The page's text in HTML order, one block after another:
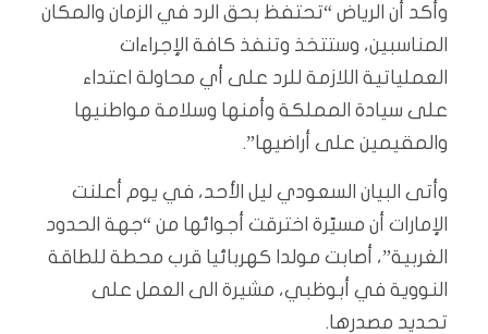
وأكد أن الرياض “تحتفظ بحق الرد في الزمان والمكان
المناسبين، وستتخذ وتنفذ كافة الإجراءات
العملياتية اللازمة للرد على أي محاولة اعتداء
على سيادة المملكة وأمنها وسلامة مواطنيها
والمقيمين على أراضيها”.
وأتى البيان السعودي ليل الأحد، في يوم أعلنت
الإمارات أن مسيّرة اخترقت أجوائها من “جهة الحدود
الغربية”، أصابت مولدا كهربائيا قرب محطة للطاقة
النووية في أبوظبي، مشيرة الى العمل على
تحديد مصدرها.